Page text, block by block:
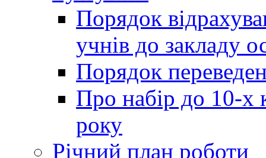
Порядок
учнів до закладу
Порядок
Про набір до 10-х
року
Річний план роботи